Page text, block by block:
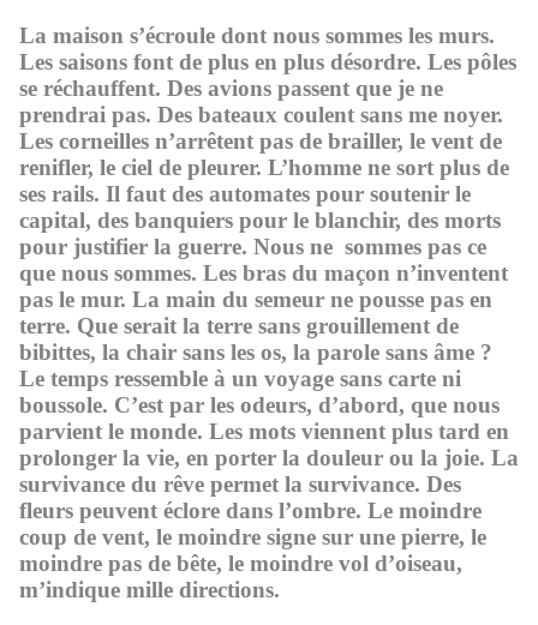
La maison s’écroule dont nous sommes les murs.
Les saisons font de plus en plus désordre. Les pôles
se réchauffent. Des avions passent que je ne
prendrai pas. Des bateaux coulent sans me noyer.
Les corneilles n’arrêtent pas de brailler, le vent de
renifler, le ciel de pleurer. L’homme ne sort plus de
ses rails. Il faut des automates pour soutenir le
capital, des banquiers pour le blanchir, des morts
pour justifier la guerre. Nous ne sommes pas ce
que nous sommes. Les bras du maçon n’inventent
pas le mur. La main du semeur ne pousse pas en
terre. Que serait la terre sans grouillement de
bibittes, la chair sans les os, la parole sans âme ?
Le temps ressemble à un voyage sans carte ni
boussole. C’est par les odeurs, d’abord, que nous
parvient le monde. Les mots viennent plus tard en
prolonger la vie, en porter la douleur ou la joie. La
survivance du rêve permet la survivance. Des
fleurs peuvent éclore dans l’ombre. Le moindre
coup de vent, le moindre signe sur une pierre, le
moindre pas de bête, le moindre vol d’oiseau,
m’indique mille directions.